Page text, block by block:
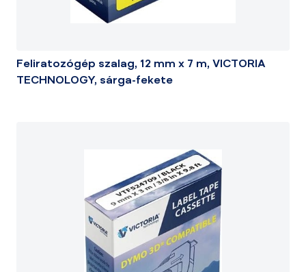
Feliratozógép szalag, 12 mm x 7 m, VICTORIA
TECHNOLOGY, sárga-fekete